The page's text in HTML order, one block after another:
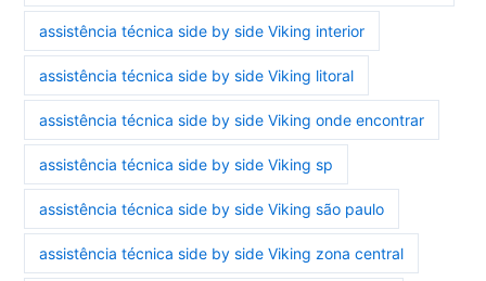
assistência técnica side by side Viking interior
assistência técnica side by side Viking litoral
assistência técnica side by side Viking onde encontrar
assistência técnica side by side Viking sp
assistência técnica side by side Viking são paulo
assistência técnica side by side Viking zona central